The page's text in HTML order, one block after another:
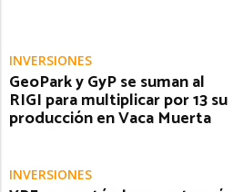
INVERSIONES
GeoPark y GyP se suman al
RIGI para multiplicar por 13 su
producción en Vaca Muerta
INVERSIONES